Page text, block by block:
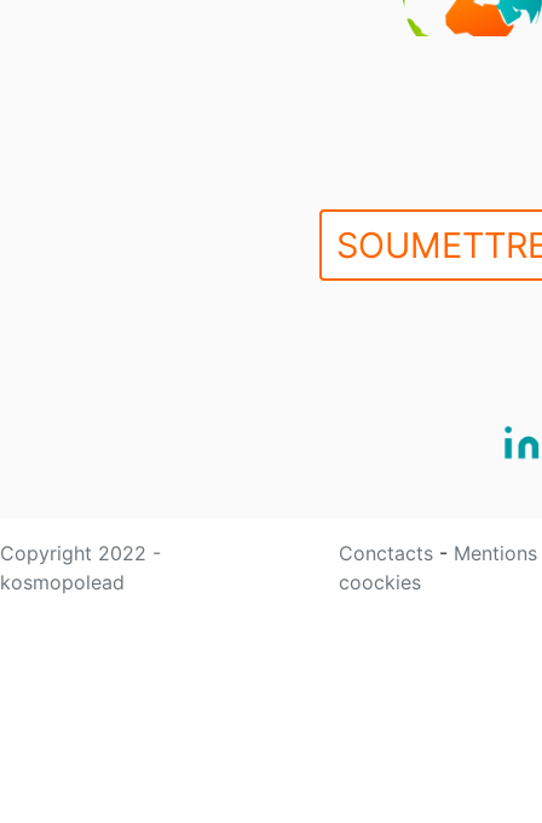
Copyright 2022 -
kosmopolead
Conctacts -
coockies